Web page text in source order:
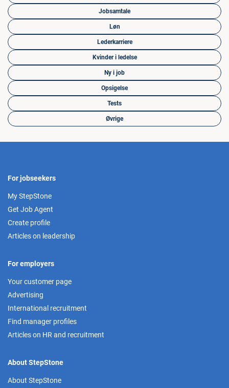
Jobsamtale
Løn
Lederkarriere
Kvinder i ledelse
Ny i job
Opsigelse
Tests
Øvrige
For jobseekers
My StepStone
Get Job Agent
Create profile
Articles on leadership
For employers
Your customer page
Advertising
International recruitment
Find manager profiles
Articles on HR and recruitment
About StepStone
About StepStone